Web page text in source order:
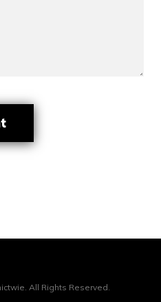
All Rights Reserved.